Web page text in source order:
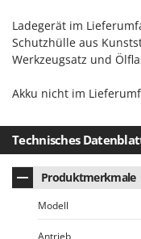
Novatec
Novital
O
Officine Savioli
Oliviero
Olix
OMA
Ladegerät im
Schutzhülle aus
Werkzeugsatz und
Akku nicht im
Technisches
Produktmerkmale
Modell
Antrieb